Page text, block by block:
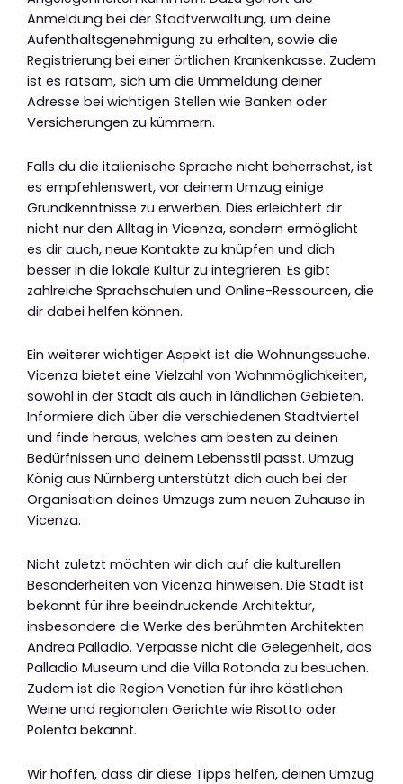
Anmeldung bei der Stadtverwaltung, um deine
Aufenthaltsgenehmigung zu erhalten, sowie die
Registrierung bei einer örtlichen Krankenkasse. Zudem
ist es ratsam, sich um die Ummeldung deiner
Adresse bei wichtigen Stellen wie Banken oder
Versicherungen zu kümmern.
Falls du die italienische Sprache nicht beherrschst, ist
es empfehlenswert, vor deinem Umzug einige
Grundkenntnisse zu erwerben. Dies erleichtert dir
nicht nur den Alltag in Vicenza, sondern ermöglicht
es dir auch, neue Kontakte zu knüpfen und dich
besser in die lokale Kultur zu integrieren. Es gibt
zahlreiche Sprachschulen und Online-Ressourcen, die
dir dabei helfen können.
Ein weiterer wichtiger Aspekt ist die Wohnungssuche.
Vicenza bietet eine Vielzahl von Wohnmöglichkeiten,
sowohl in der Stadt als auch in ländlichen Gebieten.
Informiere dich über die verschiedenen Stadtviertel
und finde heraus, welches am besten zu deinen
Bedürfnissen und deinem Lebensstil passt. Umzug
König aus Nürnberg unterstützt dich auch bei der
Organisation deines Umzugs zum neuen Zuhause in
Vicenza.
Nicht zuletzt möchten wir dich auf die kulturellen
Besonderheiten von Vicenza hinweisen. Die Stadt ist
bekannt für ihre beeindruckende Architektur,
insbesondere die Werke des berühmten Architekten
Andrea Palladio. Verpasse nicht die Gelegenheit, das
Palladio Museum und die Villa Rotonda zu besuchen.
Zudem ist die Region Venetien für ihre köstlichen
Weine und regionalen Gerichte wie Risotto oder
Polenta bekannt.
Wir hoffen, dass dir diese Tipps helfen, deinen Umzug